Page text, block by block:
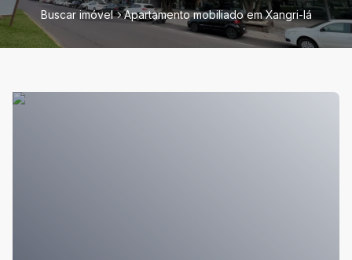
Buscar imóvel Apartamento mobiliado em Xangri-lá